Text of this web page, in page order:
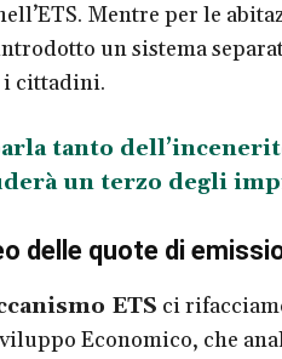
Mentre per le
un sistema
i cittadini.
tanto
un terzo degli
delle quote di
ETS ci
Economico, che